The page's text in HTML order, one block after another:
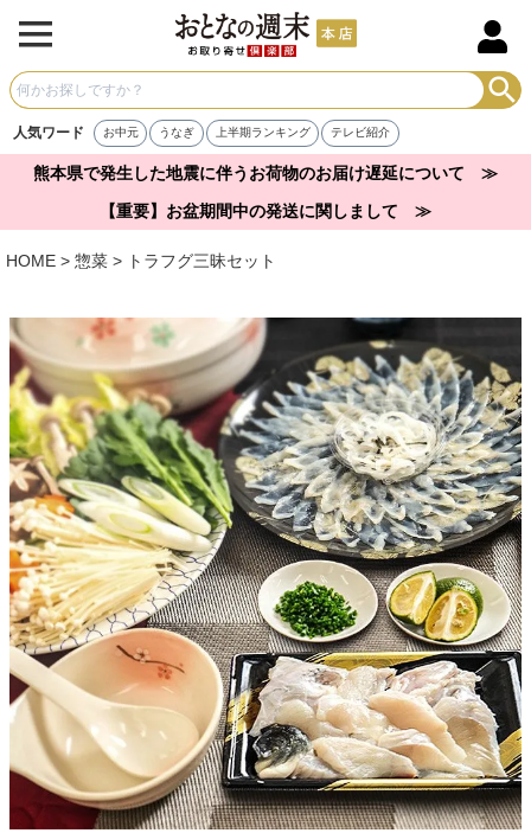
人気ワード お中元 うなぎ 上半期ランキング テレビ紹介
熊本県で発生した地震に伴うお荷物のお届け遅延について ≫
【重要】お盆期間中の発送に関しまして ≫
HOME 惣菜 トラフグ三昧セット